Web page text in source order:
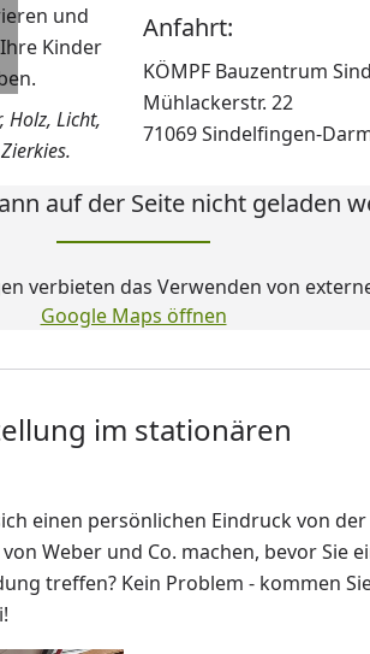
und
Kinder
Holz, Licht,
Anfahrt:
KÖMPF Bauzentrum
Mühlackerstr. 22
71069 Sindelfingen-
auf der Seite nicht geladen
verbieten das Verwenden von
Google Maps öffnen
im stationären
einen persönlichen Eindruck von der
Weber und Co. machen, bevor Sie
treffen? Kein Problem - kommen